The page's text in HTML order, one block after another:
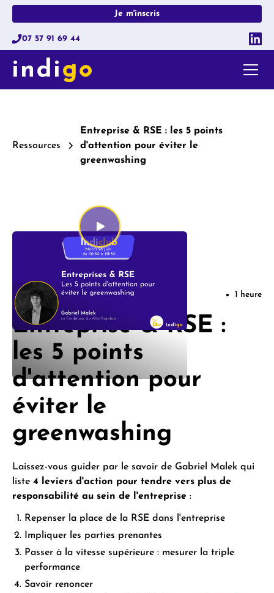
Je m'inscris
07 57 91 69 44
Ressources
Entreprise & RSE : les 5 points
d'attention pour éviter le
greenwashing
Join Indigo • 1 heure
Entreprise & RSE :
les 5 points
d'attention pour
éviter le
greenwashing
Laissez-vous guider par le savoir de Gabriel Malek qui
liste 4 leviers d'action pour tendre vers plus de
responsabilité au sein de l'entreprise :
Repenser la place de la RSE dans l'entreprise
Impliquer les parties prenantes
Passer à la vitesse supérieure : mesurer la triple
performance
Savoir renoncer